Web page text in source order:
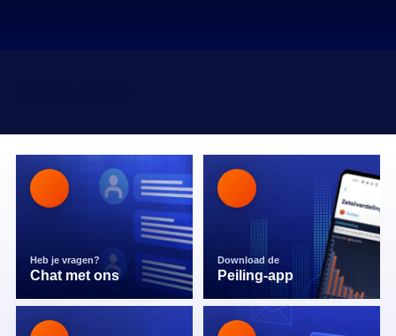
Heb je vragen?
Chat met ons
Download de
Peiling-app